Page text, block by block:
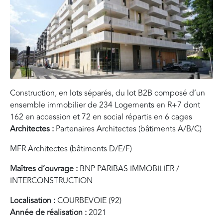
Construction, en lots séparés, du lot B2B composé d’un
ensemble immobilier de 234 Logements en R+7 dont
162 en accession et 72 en social répartis en 6 cages
Architectes : Partenaires Architectes (bâtiments A/B/C)
MFR Architectes (bâtiments D/E/F)
Maîtres d’ouvrage : BNP PARIBAS IMMOBILIER /
INTERCONSTRUCTION
Localisation :COURBEVOIE (92)
Année de réalisation :2021